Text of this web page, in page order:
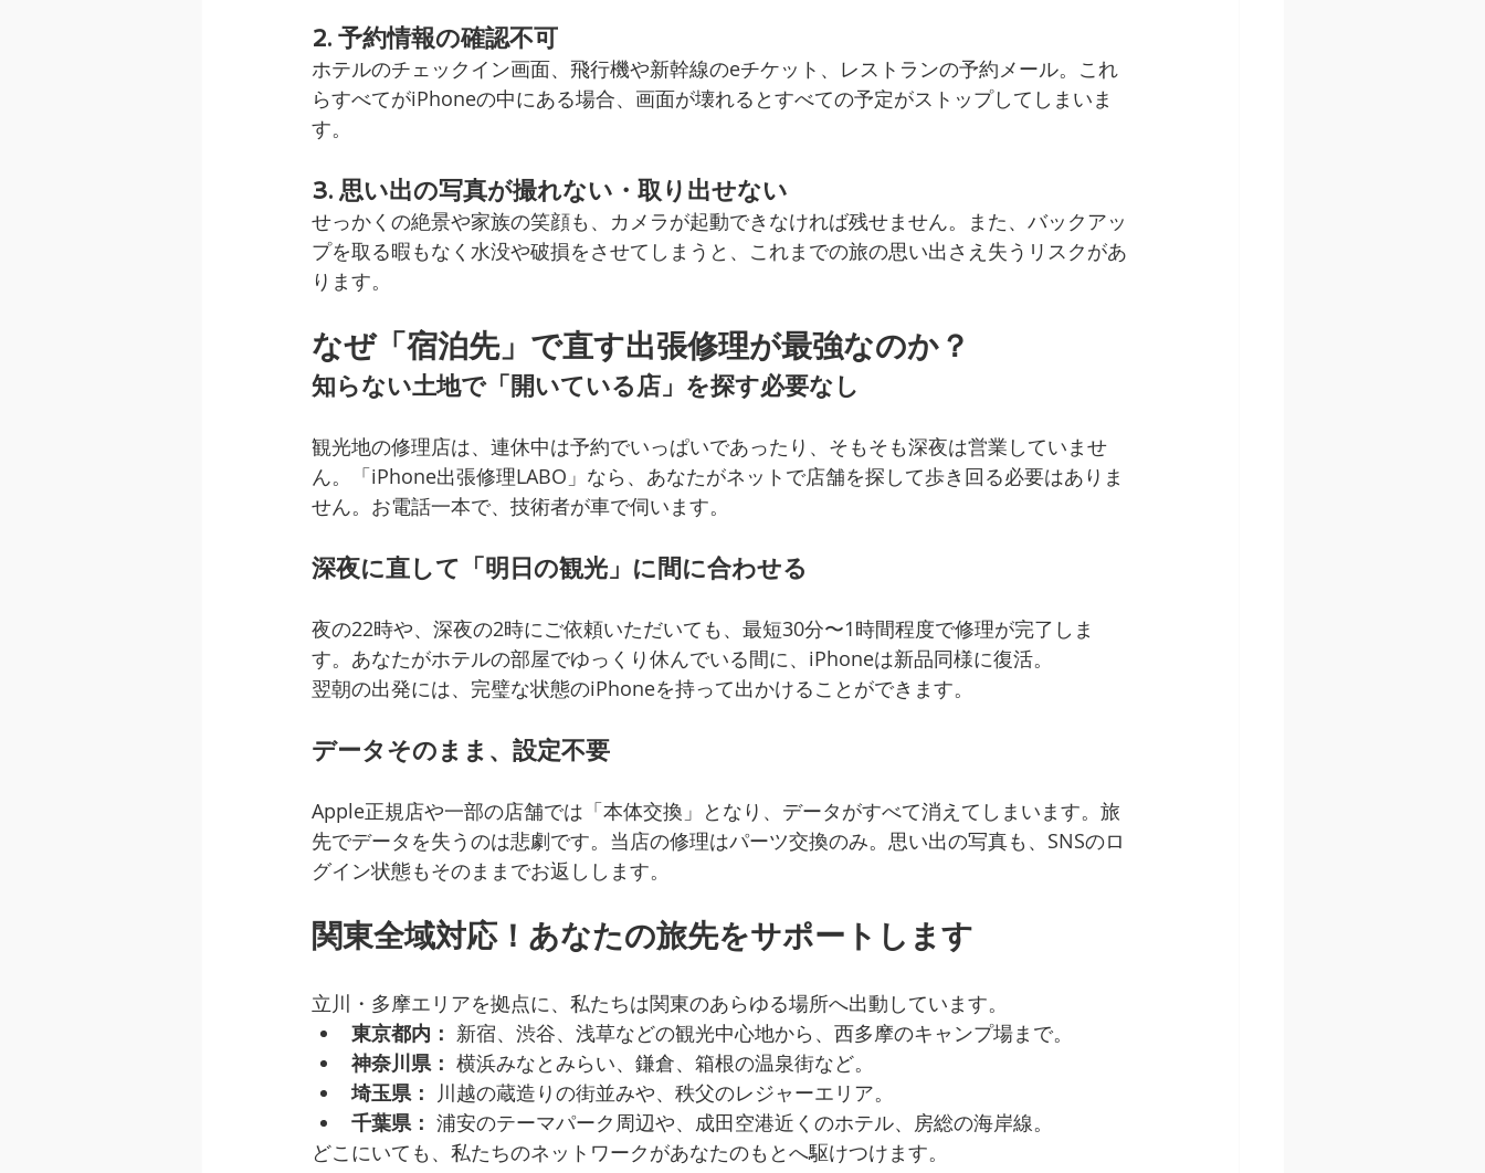
2. 予約情報の確認不可
ホテルのチェックイン画面、飛行機や新幹線のeチケット、レストランの予約メール。これ
らすべてがiPhoneの中にある場合、画面が壊れるとすべての予定がストップしてしまいま
す。
3. 思い出の写真が撮れない・取り出せない
せっかくの絶景や家族の笑顔も、カメラが起動できなければ残せません。また、バックアッ
プを取る暇もなく水没や破損をさせてしまうと、これまでの旅の思い出さえ失うリスクがあ
ります。
なぜ「宿泊先」で直す出張修理が最強なのか？
知らない土地で「開いている店」を探す必要なし
観光地の修理店は、連休中は予約でいっぱいであったり、そもそも深夜は営業していませ
ん。「iPhone出張修理LABO」なら、あなたがネットで店舗を探して歩き回る必要はありま
せん。お電話一本で、技術者が車で伺います。
深夜に直して「明日の観光」に間に合わせる
夜の22時や、深夜の2時にご依頼いただいても、最短30分〜1時間程度で修理が完了しま
す。あなたがホテルの部屋でゆっくり休んでいる間に、iPhoneは新品同様に復活。
翌朝の出発には、完璧な状態のiPhoneを持って出かけることができます。
データそのまま、設定不要
Apple正規店や一部の店舗では「本体交換」となり、データがすべて消えてしまいます。旅
先でデータを失うのは悲劇です。当店の修理はパーツ交換のみ。思い出の写真も、SNSのロ
グイン状態もそのままでお返しします。
関東全域対応！あなたの旅先をサポートします
立川・多摩エリアを拠点に、私たちは関東のあらゆる場所へ出動しています。
東京都内： 新宿、渋谷、浅草などの観光中心地から、西多摩のキャンプ場まで。
神奈川県： 横浜みなとみらい、鎌倉、箱根の温泉街など。
埼玉県： 川越の蔵造りの街並みや、秩父のレジャーエリア。
千葉県： 浦安のテーマパーク周辺や、成田空港近くのホテル、房総の海岸線。
どこにいても、私たちのネットワークがあなたのもとへ駆けつけます。